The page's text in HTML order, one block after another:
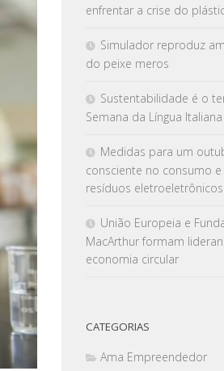
enfrentar a crise do
Simulador reproduz
do peixe meros
Sustentabilidade é o
Semana da Língua
Medidas para um
consciente no consumo
resíduos eletroeletrônicos
União Europeia e
MacArthur formam
economia circular
CATEGORIAS
Ama Empreendedor